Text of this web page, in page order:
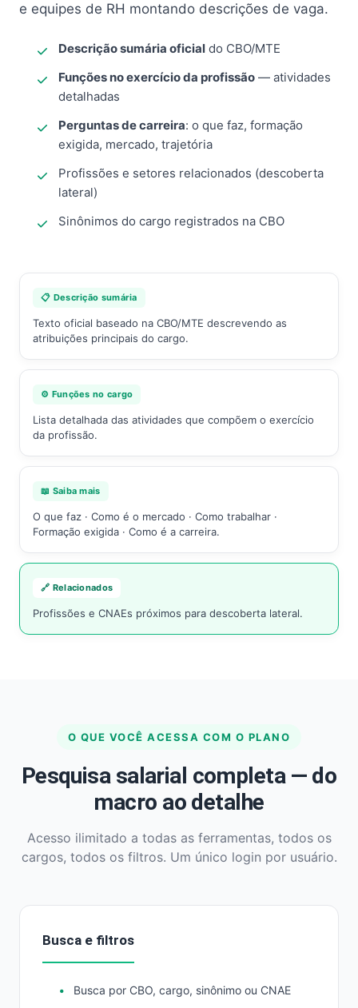
e equipes de RH montando descrições de vaga.
Descrição sumária oficial do CBO/MTE
Funções no exercício da profissão — atividades
detalhadas
Perguntas de carreira: o que faz, formação
exigida, mercado, trajetória
Profissões e setores relacionados (descoberta
lateral)
Sinônimos do cargo registrados na CBO
📋 Descrição sumária
Texto oficial baseado na CBO/MTE descrevendo as
atribuições principais do cargo.
⚙️ Funções no cargo
Lista detalhada das atividades que compõem o exercício
da profissão.
📖 Saiba mais
O que faz · Como é o mercado · Como trabalhar ·
Formação exigida · Como é a carreira.
🔗 Relacionados
Profissões e CNAEs próximos para descoberta lateral.
O QUE VOCÊ ACESSA COM O PLANO
Pesquisa salarial completa — do
macro ao detalhe
Acesso ilimitado a todas as ferramentas, todos os
cargos, todos os filtros. Um único login por usuário.
Busca e filtros
Busca por CBO, cargo, sinônimo ou CNAE